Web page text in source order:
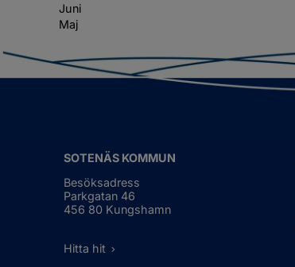
Juni
Maj
SOTENÄS KOMMUN
Besöksadress
Parkgatan 46
456 80 Kungshamn
Hitta hit